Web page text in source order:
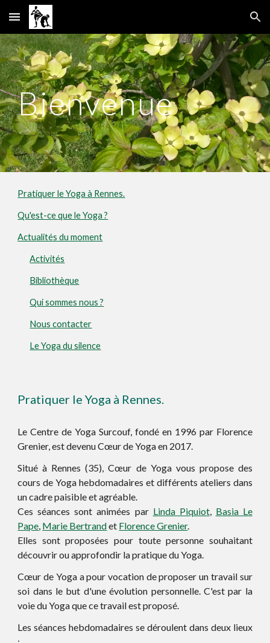
Skip to main content Skip to navigation
Bienvenue
Pratiquer le Yoga à Rennes.
Qu'est-ce que le Yoga ?
Actualités du moment
Activités
Bibliothèque
Qui sommes nous ?
Nous contacter
Le Yoga du silence
Pratiquer le Yoga à Rennes.
Le Centre de Yoga Surcouf, fondé en 1996 par Florence
Grenier, est devenu Cœur de Yoga en 2017.
Situé à Rennes (35), Cœur de Yoga vous propose des
cours de Yoga hebdomadaires et différents ateliers dans
un cadre paisible et agréable.
Ces séances sont animées par Linda Piquiot, Basia Le
Pape, Marie Bertrandet Florence Grenier.
Elles sont proposées pour toute personne souhaitant
découvrir ou approfondir la pratique du Yoga.
Cœur de Yoga a pour vocation de proposer un travail sur
soi dans le but d'une évolution personnelle. C'est par la
voie du Yoga que ce travail est proposé.
Les séances hebdomadaires se déroulent dans deux lieux